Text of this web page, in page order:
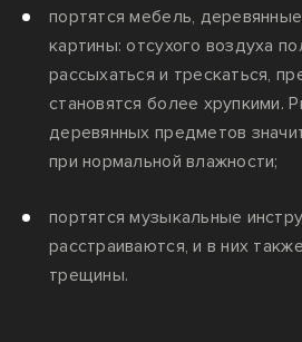
портятся мебель,
картины: отсухого воздуха
рассыхаться и трескаться,
становятся более хрупкими.
деревянных предметов
при нормальной влажности;
портятся музыкальные
расстраиваются, и в них
трещины.